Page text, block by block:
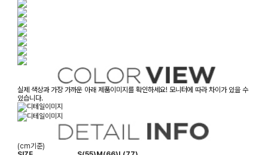
실제 색상과 가장 가까운 아래 제품이미지를 확인하세요! 모니터에 따라 차이가 있을 수
있습니다.
(cm기준)